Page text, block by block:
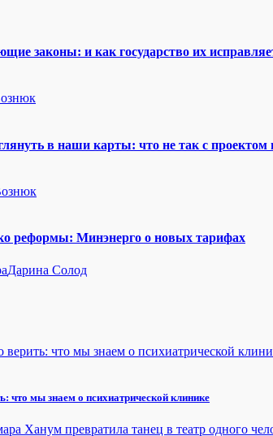
законы: и как государство их
в наши карты: что не так с
реформы: Минэнерго о новых тарифах
Дарина Солод
что мы знаем о психиатрической клинике